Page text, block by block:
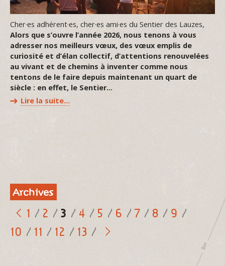
Cher·es adhérent·es, cher·es ami·es du Sentier des Lauzes,
Alors que s’ouvre l’année 2026, nous tenons à vous
adresser nos meilleurs vœux, des vœux emplis de
curiosité et d’élan collectif, d’attentions renouvelées
au vivant et de chemins à inventer comme nous
tentons de le faire depuis maintenant un quart de
siècle : en effet, le Sentier…
Lire la suite…
Archives
1 2 3 4 5 6 7 8
9
10
11 12 13